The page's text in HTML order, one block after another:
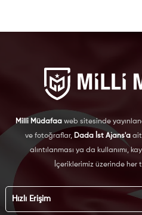
Milli Müdafaa web sitesinde
ve fotoğraflar, Dada İst Ajans'a
alıntılanması ya da kullanımı,
İçeriklerimiz üzerinde her
Hızlı Erişim